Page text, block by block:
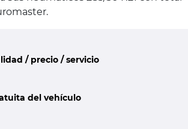
/ precio / servicio
del vehículo